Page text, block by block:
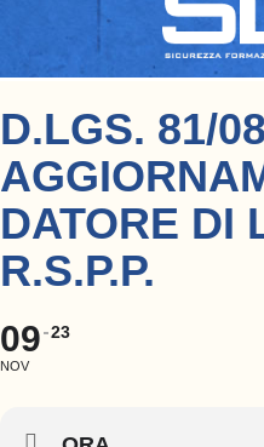
D.LGS. 81/
DATORE DI
R.S.P.P.
09
NOV
23